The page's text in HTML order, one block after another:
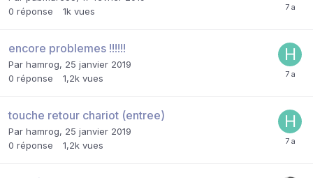
0 réponse 1k vues
encore problemes !!!!!!
Par hamrog, 25 janvier 2019
0 réponse 1,2k vues
touche retour chariot (entree)
Par hamrog, 25 janvier 2019
0 réponse 1,2k vues